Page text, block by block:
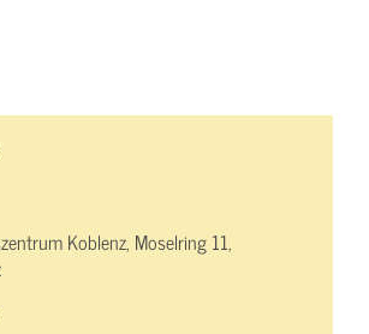
Koblenz, Moselring 11,